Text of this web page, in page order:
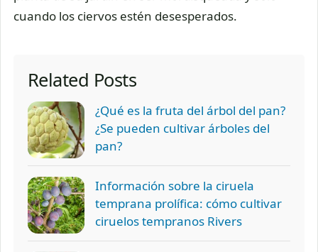
cuando los ciervos estén desesperados.
Related Posts
¿Qué es la fruta del árbol del pan?
¿Se pueden cultivar árboles del
pan?
Información sobre la ciruela
temprana prolífica: cómo cultivar
ciruelos tempranos Rivers